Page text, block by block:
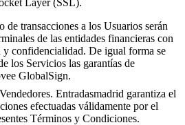
de transacciones a los Usuarios serán
de las entidades financieras con
y confidencialidad. De igual forma se
los Servicios las garantías de
GlobalSign.
Entradasmadrid garantiza el
efectuadas válidamente por el
Términos y Condiciones.